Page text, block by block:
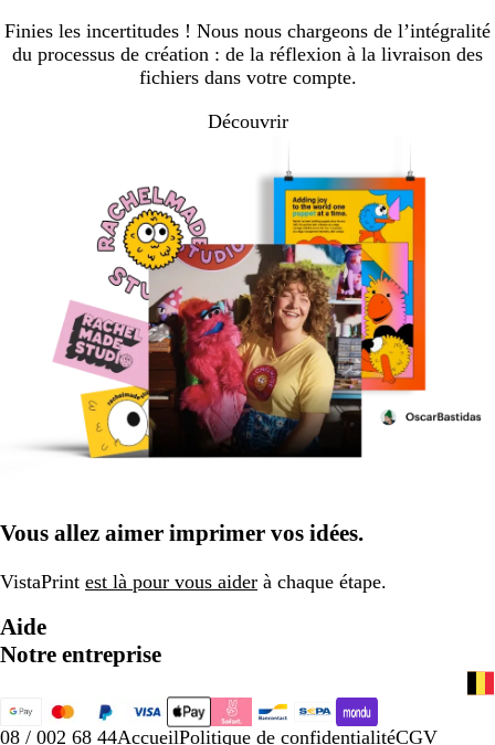
Finies les incertitudes ! Nous nous chargeons de l’intégralité
du processus de création : de la réflexion à la livraison des
fichiers dans votre compte.
Découvrir
Vous allez aimer imprimer vos idées.
VistaPrint est là pour vous aider à chaque étape.
Aide
Notre entreprise
08 / 002 68 44AccueilPolitique de confidentialitéCGV